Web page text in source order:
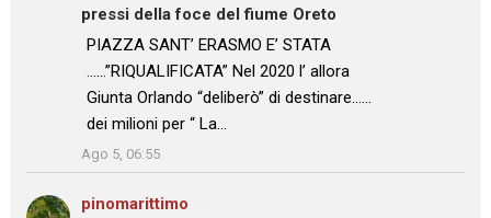
pressi della foce del fiume Oreto
: “PIAZZA SANT’ ERASMO E’ STATA
……”RIQUALIFICATA” Nel 2020 l’ allora
Giunta Orlando “deliberò” di destinare……
dei milioni per “ La…
”
Ago 5, 06:55
pinomarittimo